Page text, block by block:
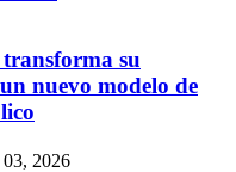
transforma su
nuevo modelo de
2026